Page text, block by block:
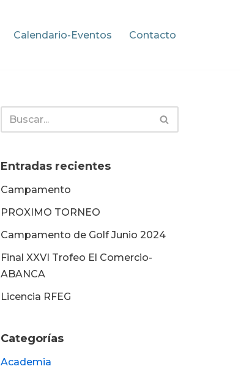
Calendario-Eventos Contacto
Entradas recientes
Campamento
PROXIMO TORNEO
Campamento de Golf Junio 2024
Final XXVI Trofeo El Comercio-
ABANCA
Licencia RFEG
Categorías
Academia